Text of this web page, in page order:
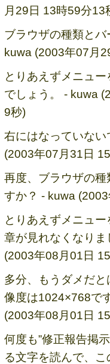
月29日 13時59分13
ブラウザの種類と
kuwa (2003年07月
とりあえずメニュ
でしょう。 - kuwa
9秒)
右にはなっていな
(2003年07月31日
再度、ブラウザの種
すか？ - kuwa
とりあえずメニュ
章が見れなくなり
(2003年08月01日
多分、もうダメだ
像度は1024×768で
(2003年08月01日
何度も”修正報告掲
る文字を読んで、